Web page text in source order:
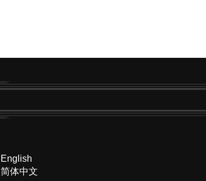
English
简体中文